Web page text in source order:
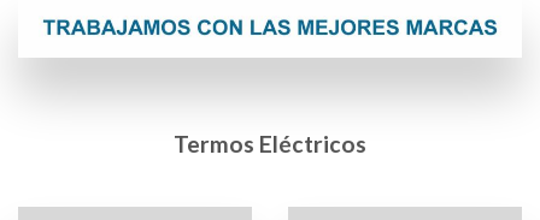
Termos Eléctricos